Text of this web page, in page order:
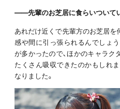
――先輩のお芝居に食らいついて
あれだけ近くで先輩方のお芝居を
感や間に引っ張られるんでしょ
が多かったので、ほかのキャラク
たくさん吸収できたのかもしれ
なりました。